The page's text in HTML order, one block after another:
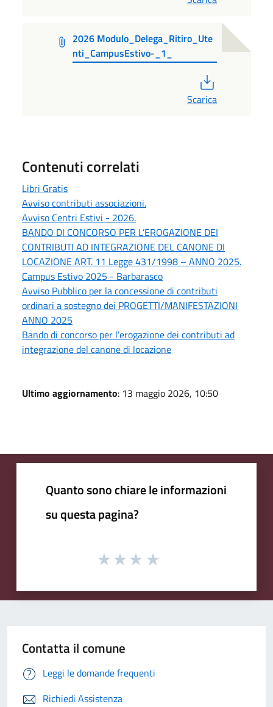
2026 Modulo_Delega_Ritiro_Ute
nti_CampusEstivo-_1_
Scarica
Contenuti correlati
Libri Gratis
Avviso contributi associazioni.
Avviso Centri Estivi - 2026.
BANDO DI CONCORSO PER L’EROGAZIONE DEI
CONTRIBUTI AD INTEGRAZIONE DEL CANONE DI
LOCAZIONE ART. 11 Legge 431/1998 – ANNO 2025.
Campus Estivo 2025 - Barbarasco
Avviso Pubblico per la concessione di contributi
ordinari a sostegno dei PROGETTI/MANIFESTAZIONI
ANNO 2025
Bando di concorso per l’erogazione dei contributi ad
integrazione del canone di locazione
Ultimo aggiornamento: 13 maggio 2026, 10:50
Quanto sono chiare le informazioni
su questa pagina?
Contatta il comune
Leggi le domande frequenti
Richiedi Assistenza